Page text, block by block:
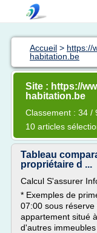
Accueil > https://
habitation.be
Site : https://
habitation.be
Classement : 34 /
10 articles
Tableau
propriétaire d ...
Calcul S'assurer
* Exemples de
07:00 sous
appartement situé
d'autres